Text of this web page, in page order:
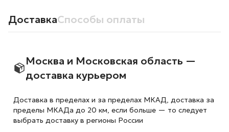
ДоставкаСпособы оплаты
Москва и Московская область —
доставка курьером
Доставка в пределах и за пределах МКАД, доставка за
пределы МКАДа до 20 км, если больше — то следует
выбрать доставку в регионы России